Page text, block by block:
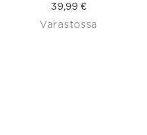
39,99 €
Varastossa